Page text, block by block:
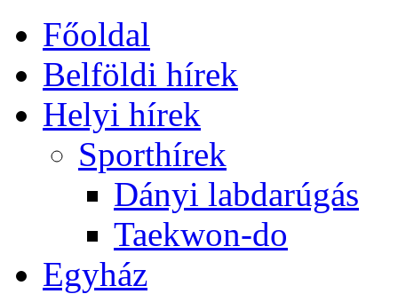
Főoldal
Belföldi hírek
Helyi hírek
Sporthírek
Dányi labdarúgás
Taekwon-do
Egyház